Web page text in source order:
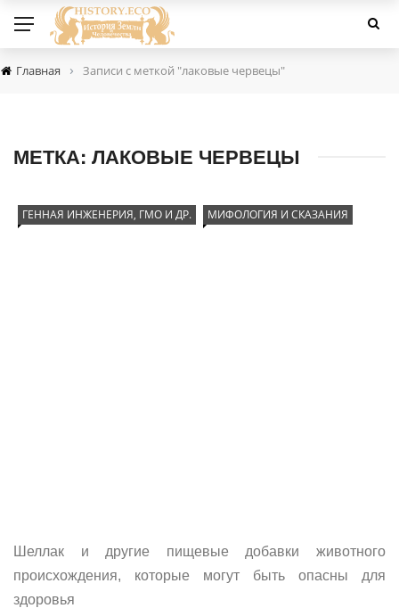
Главная › Записи с меткой "лаковые червецы"
МЕТКА: ЛАКОВЫЕ ЧЕРВЕЦЫ
ГЕННАЯ ИНЖЕНЕРИЯ, ГМО И ДР. МИФОЛОГИЯ И СКАЗАНИЯ
Шеллак и другие пищевые добавки животного
происхождения, которые могут быть опасны для
здоровья